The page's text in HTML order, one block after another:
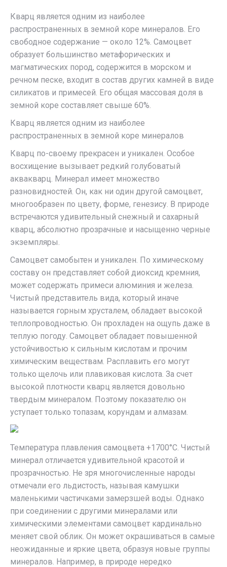
Кварц является одним из наиболее
распространенных в земной коре минералов. Его
свободное содержание — около 12%. Самоцвет
образует большинство метафорических и
магматических пород, содержится в морском и
речном песке, входит в состав других камней в виде
силикатов и примесей. Его общая массовая доля в
земной коре составляет свыше 60%.
Кварц является одним из наиболее
распространенных в земной коре минералов
Кварц по-своему прекрасен и уникален. Особое
восхищение вызывает редкий голубоватый
аквакварц. Минерал имеет множество
разновидностей. Он, как ни один другой самоцвет,
многообразен по цвету, форме, генезису. В природе
встречаются удивительный снежный и сахарный
кварц, абсолютно прозрачные и насыщенно черные
экземпляры.
Самоцвет самобытен и уникален. По химическому
составу он представляет собой диоксид кремния,
может содержать примеси алюминия и железа.
Чистый представитель вида, который иначе
называется горным хрусталем, обладает высокой
теплопроводностью. Он прохладен на ощупь даже в
теплую погоду. Самоцвет обладает повышенной
устойчивостью к сильным кислотам и прочим
химическим веществам. Расплавить его могут
только щелочь или плавиковая кислота. За счет
высокой плотности кварц является довольно
твердым минералом. Поэтому показателю он
уступает только топазам, корундам и алмазам.
Температура плавления самоцвета +1700°С. Чистый
минерал отличается удивительной красотой и
прозрачностью. Не зря многочисленные народы
отмечали его льдистость, называя камушки
маленькими частичками замерзшей воды. Однако
при соединении с другими минералами или
химическими элементами самоцвет кардинально
меняет свой облик. Он может окрашиваться в самые
неожиданные и яркие цвета, образуя новые группы
минералов. Например, в природе нередко